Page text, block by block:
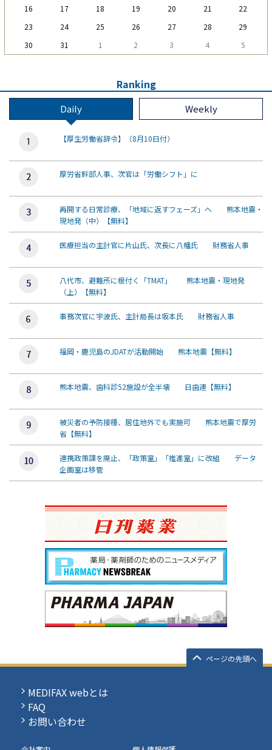
16
17 18 19 20 21
22
23
24 25 26 27 28
29
30
31 1 2 3 4 5
Ranking
Daily Weekly
【厚生労働省辞令】（8月10日付）
厚労省幹部人事、次官は「労働シフト」に
再開する日常診療、「地域に返すフェーズ」へ 熊本地震・
現地発（中）【無料】
医療担当の主計官に片山氏、次長に八幡氏 財務省人事
八代市、避難所に根付く「TMAT」 熊本地震・現地発
（上）【無料】
事務次官に宇波氏、主計局長は坂本氏 財務省人事
福岡・鹿児島のJDATが活動開始 熊本地震【無料】
熊本地震、歯科診52施設が全半壊 日歯連【無料】
被災者の予防接種、居住地外でも実施可 熊本地震で厚労
省【無料】
連携政策課を廃止、「政策室」「推進室」に改組 データ
企画室は移管
ページの先頭へ
MEDIFAX webとは
FAQ
お問い合わせ